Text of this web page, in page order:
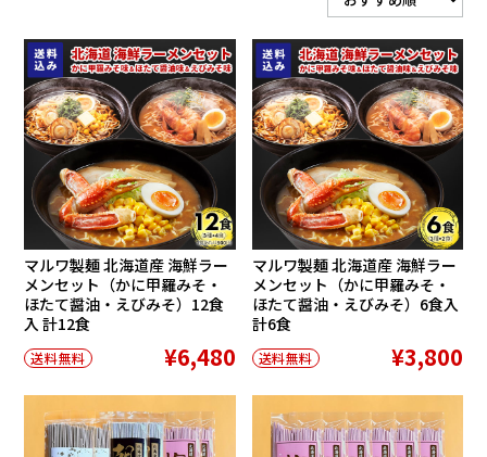
マルワ製麺 北海道産 海鮮ラー
メンセット（かに甲羅みそ・
ほたて醤油・えびみそ）12食
入 計12食
送料無料 ¥6,480
マルワ製麺 北海道産 海鮮ラー
メンセット（かに甲羅みそ・
ほたて醤油・えびみそ）6食入
計6食
送料無料 ¥3,800